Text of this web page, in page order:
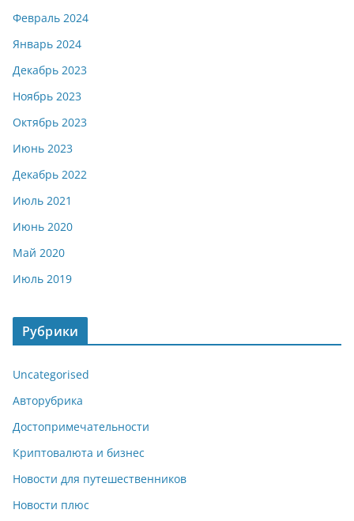
Февраль 2024
Январь 2024
Декабрь 2023
Ноябрь 2023
Октябрь 2023
Июнь 2023
Декабрь 2022
Июль 2021
Июнь 2020
Май 2020
Июль 2019
Рубрики
Uncategorised
Авторубрика
Достопримечательности
Криптовалюта и бизнес
Новости для путешественников
Новости плюс